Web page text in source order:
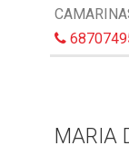
MARIA